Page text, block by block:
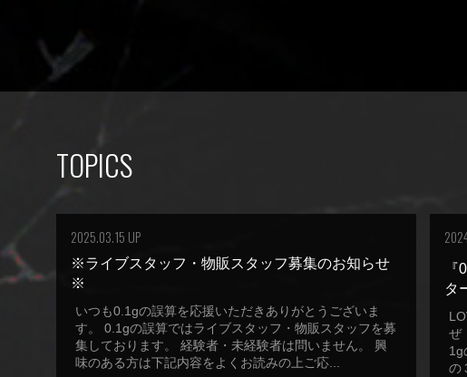
TOPICS
2025.03.15 UP
※ライブスタッフ・物販スタッフ募集のお知らせ
※
いつも0.1gの誤算を応援いただきありがとうございま
す。 0.1gの誤算ではライブスタッフ・物販スタッフを募
集しております。 経験者・未経験者は問いません。 興
味のある方は下記内容をよくお読みの上ご応...
タ
ぜ
1g
の